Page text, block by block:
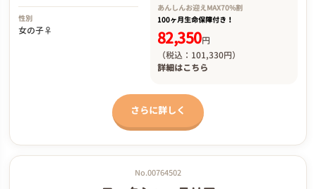
性別
女の子♀
あんしんお迎えMAX70%割
100ヶ月生命保障付き！
82,350円
（税込：101,330円）
詳細はこちら
さらに詳しく
No.00764502